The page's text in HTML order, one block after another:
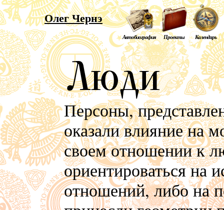
Олег Чернэ
Автобиография Проекты Календарь
Персоны,
оказали влияние на
своем отношении к
ориентироваться на
отношений, либо на